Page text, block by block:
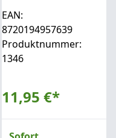
EAN:
8720194957639
Produktnummer:
1346
11,95 €*